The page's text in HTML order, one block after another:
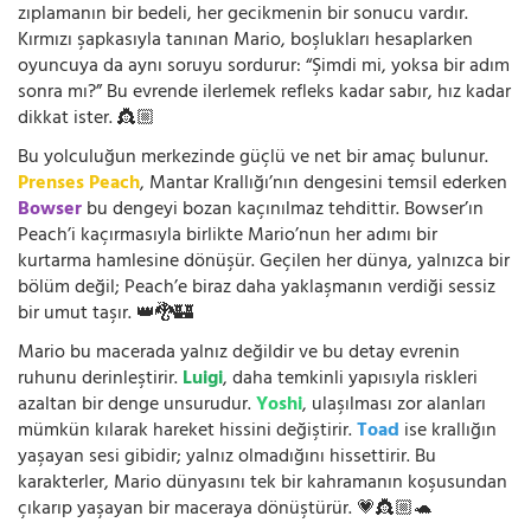
zıplamanın bir bedeli, her gecikmenin bir sonucu vardır.
Kırmızı şapkasıyla tanınan Mario, boşlukları hesaplarken
oyuncuya da aynı soruyu sordurur: “Şimdi mi, yoksa bir adım
sonra mı?” Bu evrende ilerlemek refleks kadar sabır, hız kadar
dikkat ister. 👸🏼
Bu yolculuğun merkezinde güçlü ve net bir amaç bulunur.
Prenses Peach, Mantar Krallığı’nın dengesini temsil ederken
Bowserbu dengeyi bozan kaçınılmaz tehdittir. Bowser’ın
Peach’i kaçırmasıyla birlikte Mario’nun her adımı bir
kurtarma hamlesine dönüşür. Geçilen her dünya, yalnızca bir
bölüm değil; Peach’e biraz daha yaklaşmanın verdiği sessiz
bir umut taşır. 👑🐉🏰
Mario bu macerada yalnız değildir ve bu detay evrenin
ruhunu derinleştirir.Luigi, daha temkinli yapısıyla riskleri
azaltan bir denge unsurudur.Yoshi, ulaşılması zor alanları
mümkün kılarak hareket hissini değiştirir.Toad ise krallığın
yaşayan sesi gibidir; yalnız olmadığını hissettirir. Bu
karakterler, Mario dünyasını tek bir kahramanın koşusundan
çıkarıp yaşayan bir maceraya dönüştürür. 💗👸🏼🐢